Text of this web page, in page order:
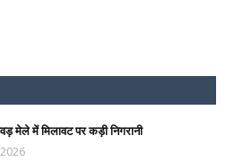
मेले में मिलावट पर कड़ी निगरानी